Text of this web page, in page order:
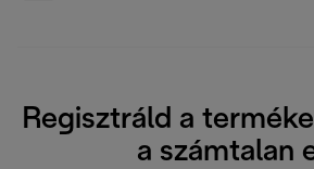
Regisztráld a
a számtalan